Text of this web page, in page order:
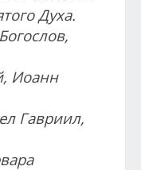
Духа.
Иоанн
Гавриил,